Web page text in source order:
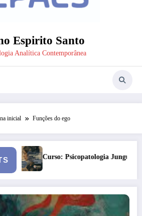
Espirito Santo
Analítica Contemporânea
inicial Funções do ego
Junguiana Clínica – Turma 6